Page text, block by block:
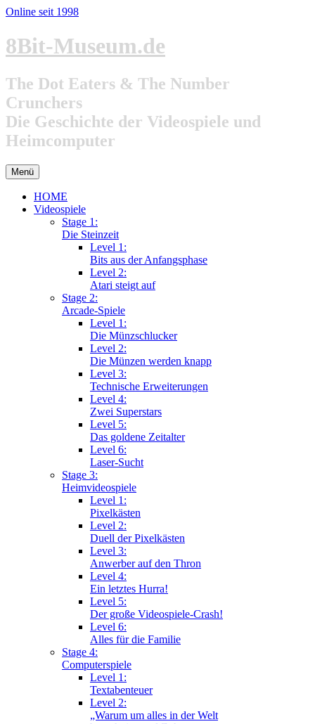
Online seit 1998
Zum
Inhalt
8Bit-Museum.de
The Dot Eaters & The Number
Crunchers
Die Geschichte der Videospiele und
Heimcomputer
Menü
HOME
Videospiele
Stage 1:
Die Steinzeit
Level 1:
Bits aus der Anfangsphase
Level 2:
Atari steigt auf
Stage 2:
Arcade-Spiele
Level 1:
Die Münzschlucker
Level 2:
Die Münzen werden knapp
Level 3:
Technische Erweiterungen
Level 4:
Zwei Superstars
Level 5:
Das goldene Zeitalter
Level 6:
Laser-Sucht
Stage 3:
Heimvideospiele
Level 1:
Pixelkästen
Level 2:
Duell der Pixelkästen
Level 3:
Anwerber auf den Thron
Level 4:
Ein letztes Hurra!
Level 5:
Der große Videospiele-Crash!
Level 6:
Alles für die Familie
Stage 4:
Computerspiele
Level 1:
Textabenteuer
Level 2:
„Warum um alles in der Welt